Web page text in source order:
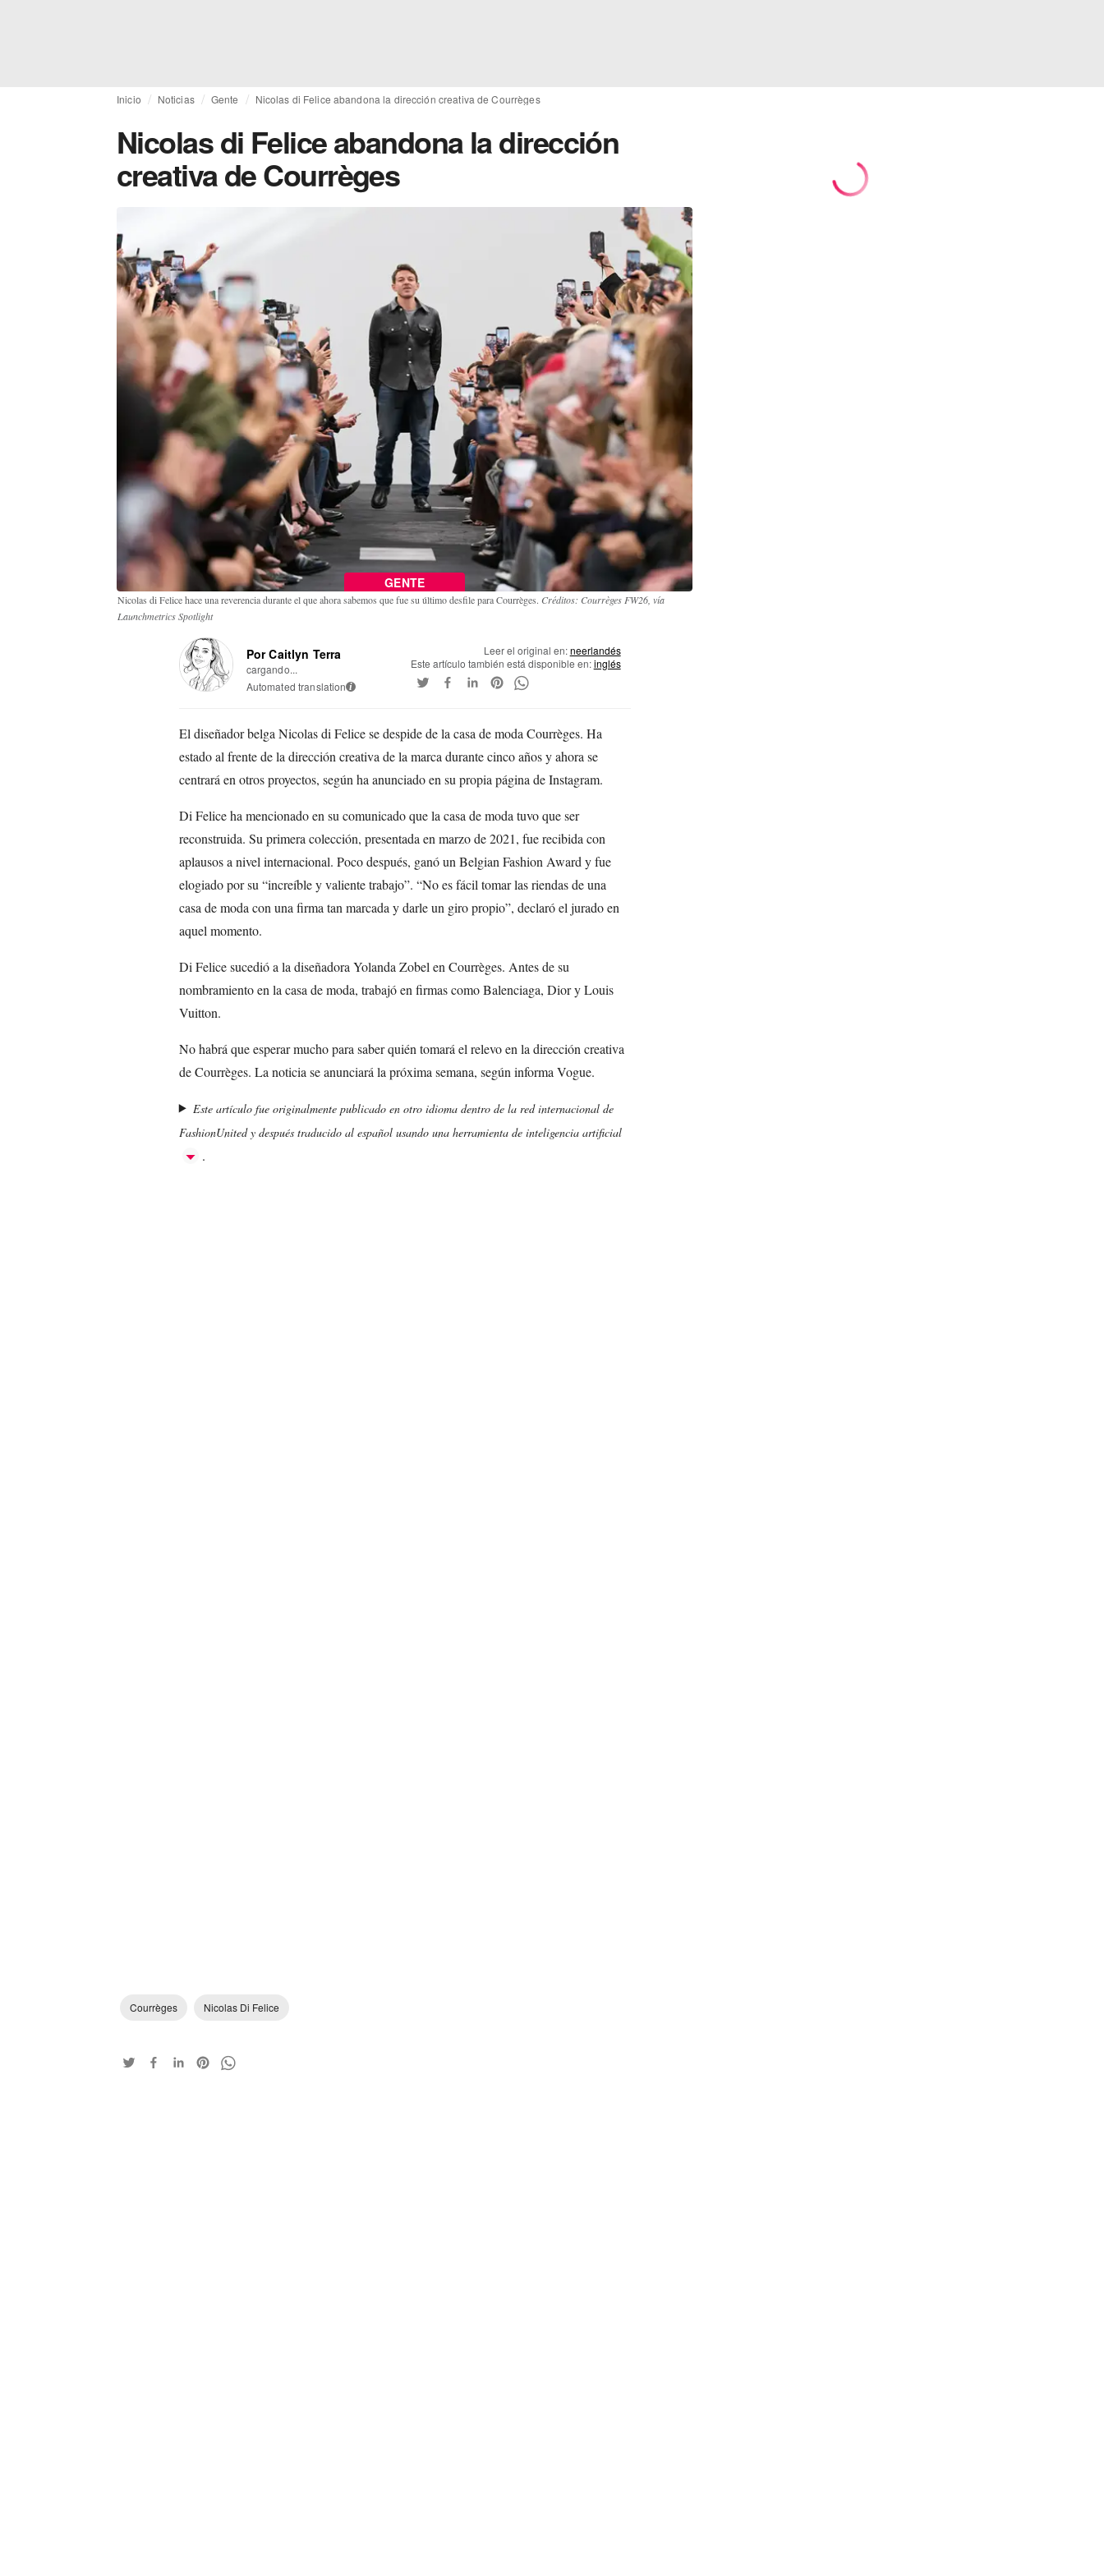
Inicio Noticias Gente Nicolas di Felice abandona la dirección creativa de Courrèges
Nicolas di Felice abandona la dirección
creativa de Courrèges
GENTE
Nicolas di Felice hace una reverencia durante el que ahora sabemos que fue su último desfile para Courrèges. Créditos: Courrèges FW26, vía
Launchmetrics Spotlight
Por Caitlyn Terra
cargando...
Automated translation i
Leer el original en:neerlandés
Este artículo también está disponible en:inglés
El diseñador belga Nicolas di Felice se despide de la casa de moda Courrèges. Ha
estado al frente de la dirección creativa de la marca durante cinco años y ahora se
centrará en otros proyectos, según ha anunciado en su propia página de Instagram.
Di Felice ha mencionado en su comunicado que la casa de moda tuvo que ser
reconstruida. Su primera colección, presentada en marzo de 2021, fue recibida con
aplausos a nivel internacional. Poco después, ganó un Belgian Fashion Award y fue
elogiado por su “increíble y valiente trabajo”. “No es fácil tomar las riendas de una
casa de moda con una firma tan marcada y darle un giro propio”, declaró el jurado en
aquel momento.
Di Felice sucedió a la diseñadora Yolanda Zobel en Courrèges. Antes de su
nombramiento en la casa de moda, trabajó en firmas como Balenciaga, Dior y Louis
Vuitton.
No habrá que esperar mucho para saber quién tomará el relevo en la dirección creativa
de Courrèges. La noticia se anunciará la próxima semana, según informa Vogue.
Este artículo fue originalmente publicado en otro idioma dentro de la red internacional de
FashionUnited y después traducido al español usando una herramienta de inteligencia artificial
.
Courrèges Nicolas Di Felice